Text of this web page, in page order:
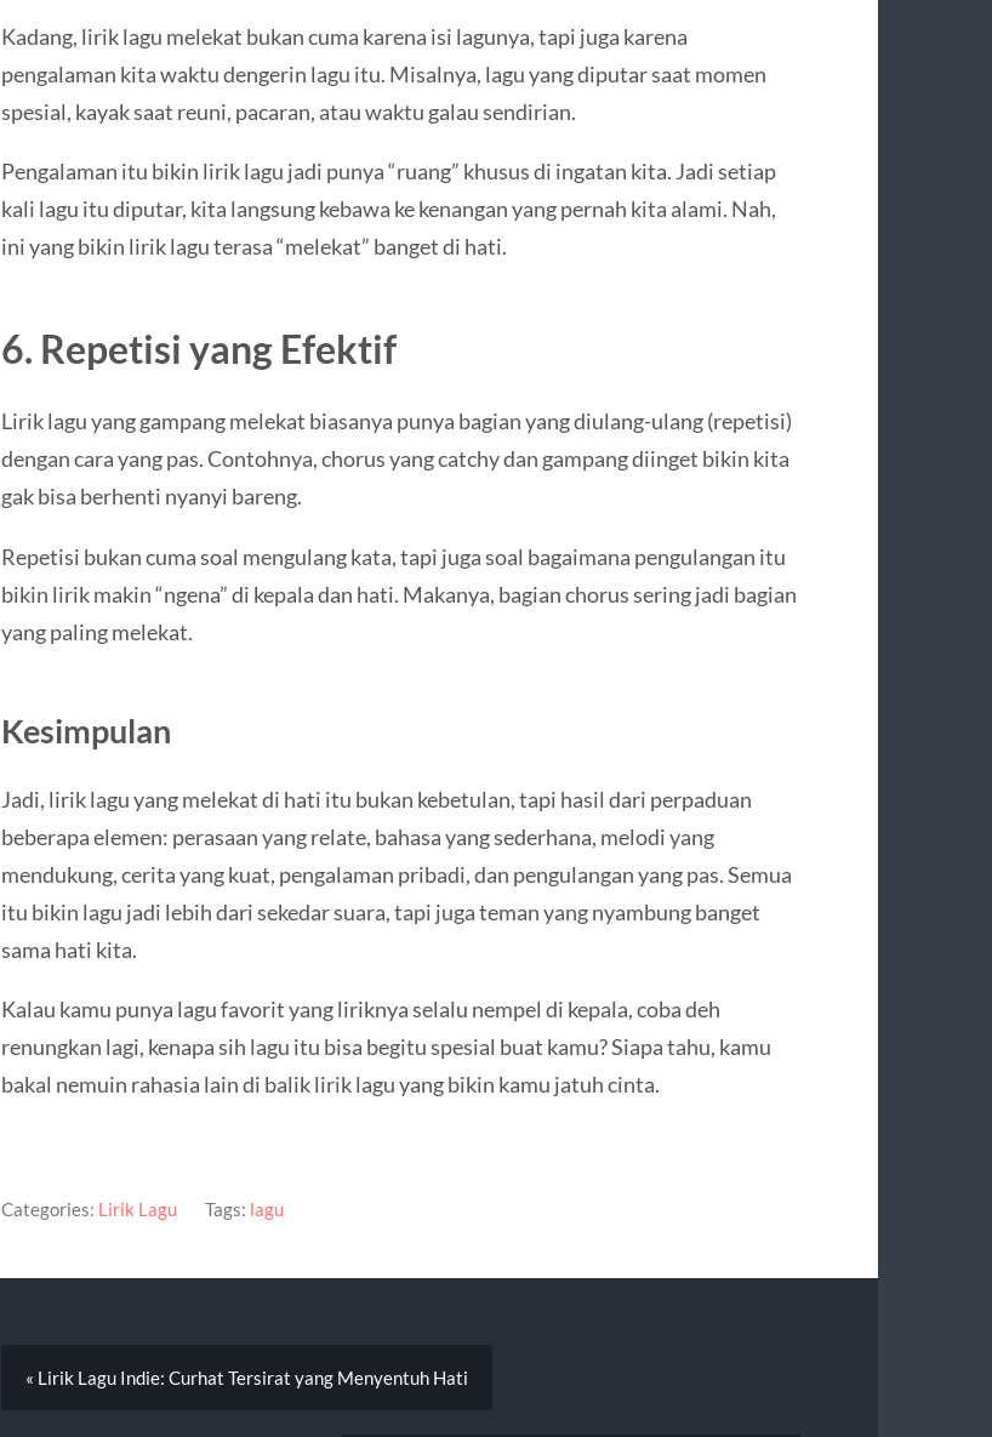
Kadang, lirik lagu melekat bukan cuma karena isi lagunya, tapi juga karena
pengalaman kita waktu dengerin lagu itu. Misalnya, lagu yang diputar saat momen
spesial, kayak saat reuni, pacaran, atau waktu galau sendirian.
Pengalaman itu bikin lirik lagu jadi punya “ruang” khusus di ingatan kita. Jadi setiap
kali lagu itu diputar, kita langsung kebawa ke kenangan yang pernah kita alami. Nah,
ini yang bikin lirik lagu terasa “melekat” banget di hati.
6. Repetisi yang Efektif
Lirik lagu yang gampang melekat biasanya punya bagian yang diulang-ulang (repetisi)
dengan cara yang pas. Contohnya, chorus yang catchy dan gampang diinget bikin kita
gak bisa berhenti nyanyi bareng.
Repetisi bukan cuma soal mengulang kata, tapi juga soal bagaimana pengulangan itu
bikin lirik makin “ngena” di kepala dan hati. Makanya, bagian chorus sering jadi bagian
yang paling melekat.
Kesimpulan
Jadi, lirik lagu yang melekat di hati itu bukan kebetulan, tapi hasil dari perpaduan
beberapa elemen: perasaan yang relate, bahasa yang sederhana, melodi yang
mendukung, cerita yang kuat, pengalaman pribadi, dan pengulangan yang pas. Semua
itu bikin lagu jadi lebih dari sekedar suara, tapi juga teman yang nyambung banget
sama hati kita.
Kalau kamu punya lagu favorit yang liriknya selalu nempel di kepala, coba deh
renungkan lagi, kenapa sih lagu itu bisa begitu spesial buat kamu? Siapa tahu, kamu
bakal nemuin rahasia lain di balik lirik lagu yang bikin kamu jatuh cinta.
Categories: Lirik Lagu Tags: lagu
« Lirik Lagu Indie: Curhat Tersirat yang Menyentuh Hati